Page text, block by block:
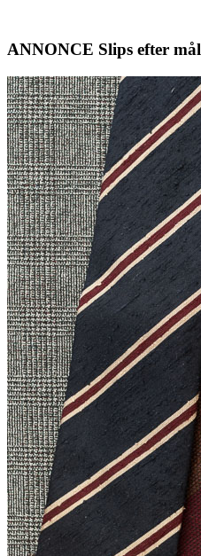
ANNONCE Slips efter mål